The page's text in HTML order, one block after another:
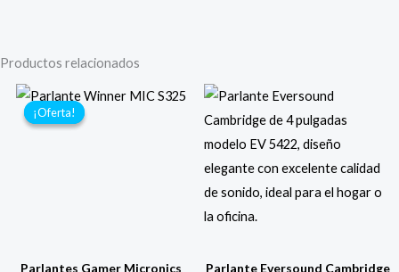
Productos relacionados
¡Oferta!
¡Oferta!
Parlantes Gamer Micronics Parlante Eversound Cambridge